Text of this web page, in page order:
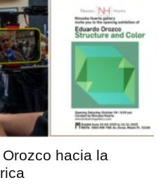
hacia la